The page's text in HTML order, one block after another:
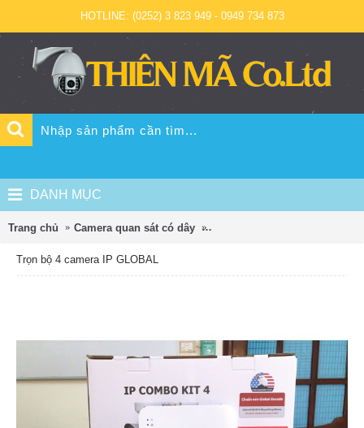
HOTLINE: (0252) 3 823 949 - 0949 734 873
DANH MỤC
Trang chủ Camera quan sát có dây Trọn bộ 4 camera IP GLOBAL
Trọn bộ 4 camera IP GLOBAL